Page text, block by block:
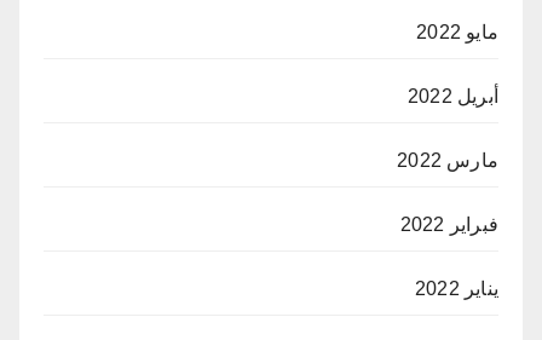
مايو 2022
أبريل 2022
مارس 2022
فبراير 2022
يناير 2022